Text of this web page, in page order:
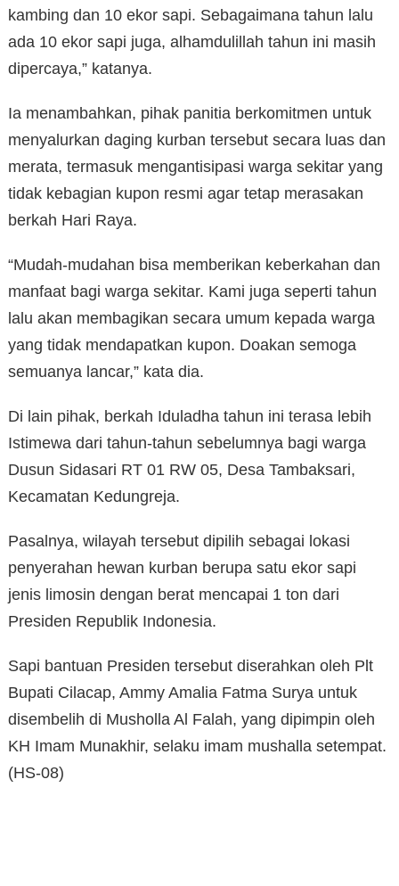
kambing dan 10 ekor sapi. Sebagaimana tahun lalu
ada 10 ekor sapi juga, alhamdulillah tahun ini masih
dipercaya,” katanya.
Ia menambahkan, pihak panitia berkomitmen untuk
menyalurkan daging kurban tersebut secara luas dan
merata, termasuk mengantisipasi warga sekitar yang
tidak kebagian kupon resmi agar tetap merasakan
berkah Hari Raya.
“Mudah-mudahan bisa memberikan keberkahan dan
manfaat bagi warga sekitar. Kami juga seperti tahun
lalu akan membagikan secara umum kepada warga
yang tidak mendapatkan kupon. Doakan semoga
semuanya lancar,” kata dia.
Di lain pihak, berkah Iduladha tahun ini terasa lebih
Istimewa dari tahun-tahun sebelumnya bagi warga
Dusun Sidasari RT 01 RW 05, Desa Tambaksari,
Kecamatan Kedungreja.
Pasalnya, wilayah tersebut dipilih sebagai lokasi
penyerahan hewan kurban berupa satu ekor sapi
jenis limosin dengan berat mencapai 1 ton dari
Presiden Republik Indonesia.
Sapi bantuan Presiden tersebut diserahkan oleh Plt
Bupati Cilacap, Ammy Amalia Fatma Surya untuk
disembelih di Musholla Al Falah, yang dipimpin oleh
KH Imam Munakhir, selaku imam mushalla setempat.
(HS-08)